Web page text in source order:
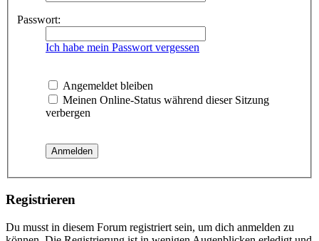
Passwort:
Ich habe mein Passwort vergessen
Angemeldet bleiben
Meinen Online-Status während dieser Sitzung
verbergen
Registrieren
Du musst in diesem Forum registriert sein, um dich anmelden zu